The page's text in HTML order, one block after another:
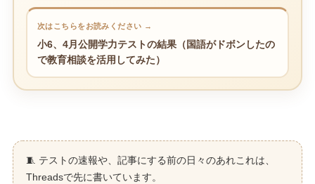
次はこちらをお読みください →
小6、4月公開学力テストの結果（国語がドボンしたの
で教育相談を活用してみた）
🧵 テストの速報や、記事にする前の日々のあれこれは、
Threadsで先に書いています。